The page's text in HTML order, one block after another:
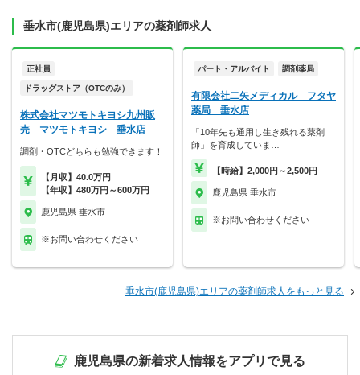
垂水市(鹿児島県)エリアの薬剤師求人
正社員
ドラッグストア（OTCのみ）
株式会社マツモトキヨシ九州販
売 マツモトキヨシ 垂水店
調剤・OTCどちらも勉強できます！
【月収】40.0万円
【年収】480万円～600万円
鹿児島県 垂水市
※お問い合わせください
パート・アルバイト 調剤薬局
有限会社二矢メディカル フタヤ
薬局 垂水店
「10年先も通用し生き残れる薬剤
師」を育成していま…
【時給】2,000円～2,500円
鹿児島県 垂水市
※お問い合わせください
垂水市(鹿児島県)エリアの薬剤師求人をもっと見る
鹿児島県の新着求人情報をアプリで見る